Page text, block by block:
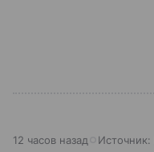
12 часов назад Источник: